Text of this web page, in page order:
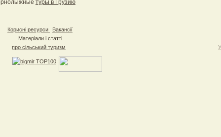
туры в Грузию
Корисні ресурси
Вакансії
Матеріали і статті
про сільський туризм